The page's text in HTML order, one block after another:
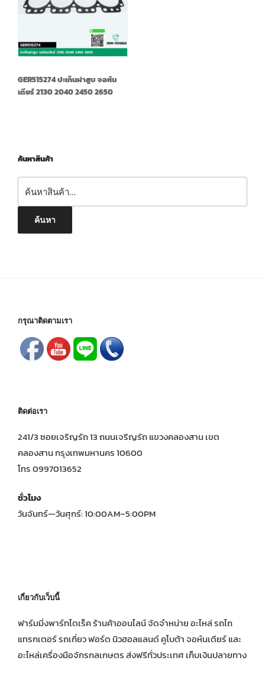
GER515274 ปะเก็นฝาสูบ จอห์น
เดียร์ 2130 2040 2450 2650
ค้นหาสินค้า
ค้นหา
กรุณาติดตามเรา
ติดต่อเรา
241/3 ซอยเจริญรัถ 13 ถนนเจริญรัถ แขวงคลองสาน เขต
คลองสาน กรุงเทพมหานคร 10600
โทร 0997013652
ชั่วโมง
วันจันทร์—วันศุกร์: 10:00AM–5:00PM
เกี่ยวกับเว็บนี้
ฟาร์มมิ่งพาร์ทไดเร็ค ร้านค้าออนไลน์ จัดจำหน่าย อะไหล่ รถไถ
แทรกเตอร์ รถเกี่ยว ฟอร์ด นิวฮอลแลนด์ คูโบต้า จอห์นเดียร์ และ
อะไหล่เครื่องมือจักรกลเกษตร ส่งฟรีทั่วประเทศ เก็บเงินปลายทาง